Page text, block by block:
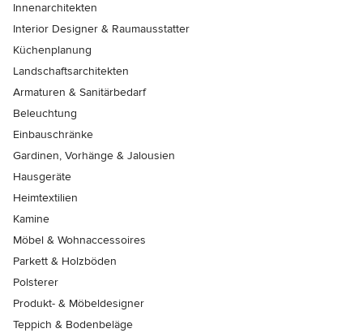
Innenarchitekten
Interior Designer & Raumausstatter
Küchenplanung
Landschaftsarchitekten
Armaturen & Sanitärbedarf
Beleuchtung
Einbauschränke
Gardinen, Vorhänge & Jalousien
Hausgeräte
Heimtextilien
Kamine
Möbel & Wohnaccessoires
Parkett & Holzböden
Polsterer
Produkt- & Möbeldesigner
Teppich & Bodenbeläge